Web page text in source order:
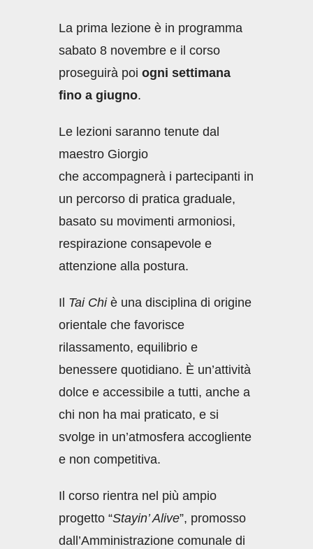
La prima lezione è in programma
sabato 8 novembre e il corso
proseguirà poi ogni settimana
fino a giugno.
Le lezioni saranno tenute dal
maestro Giorgio
che accompagnerà i partecipanti in
un percorso di pratica graduale,
basato su movimenti armoniosi,
respirazione consapevole e
attenzione alla postura.
Il Tai Chiè una disciplina di origine
orientale che favorisce
rilassamento, equilibrio e
benessere quotidiano. È un’attività
dolce e accessibile a tutti, anche a
chi non ha mai praticato, e si
svolge in un’atmosfera accogliente
e non competitiva.
Il corso rientra nel più ampio
progetto “Stayin’ Alive”, promosso
dall’Amministrazione comunale di